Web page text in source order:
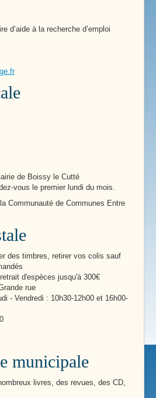
d’aide à la recherche d’emploi
de Boissy le Cutté
vous le premier lundi du mois.
Communauté de Communes Entre
des timbres, retirer vos colis sauf
d'espèces jusqu'à 300€
rue
- Vendredi : 10h30-12h00 et 16h00-
municipale
livres, des revues, des CD,